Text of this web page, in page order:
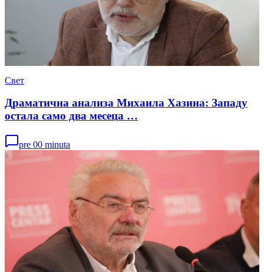
Свет
Драматична анализа Михаила Хазина: Западу
остала само два месеца …
pre 00 minuta